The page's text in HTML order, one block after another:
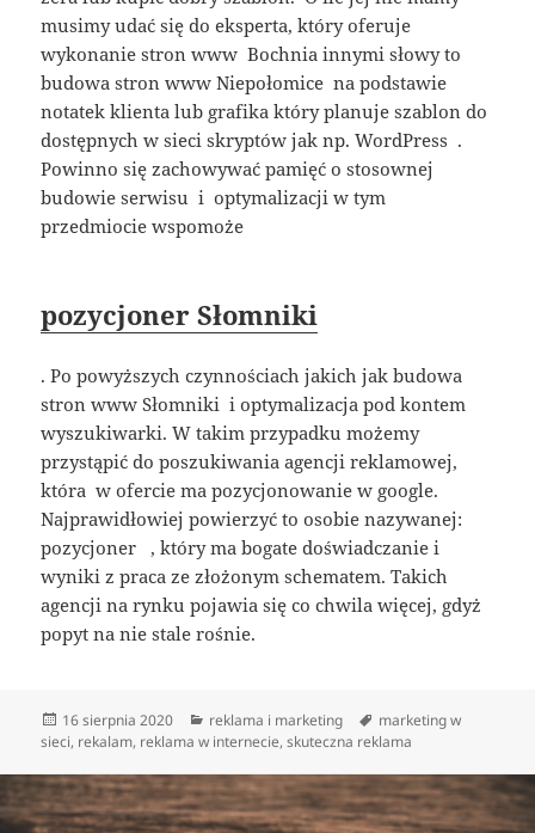
musimy udać się do eksperta, który oferuje
wykonanie stron www Bochnia innymi słowy to
budowa stron www Niepołomice na podstawie
notatek klienta lub grafika który planuje szablon do
dostępnych w sieci skryptów jak np. WordPress .
Powinno się zachowywać pamięć o stosownej
budowie serwisu i optymalizacji w tym
przedmiocie wspomoże
pozycjoner Słomniki
. Po powyższych czynnościach jakich jak budowa
stron www Słomniki i optymalizacja pod kontem
wyszukiwarki. W takim przypadku możemy
przystąpić do poszukiwania agencji reklamowej,
która w ofercie ma pozycjonowanie w google.
Najprawidłowiej powierzyć to osobie nazywanej:
pozycjoner , który ma bogate doświadczanie i
wyniki z praca ze złożonym schematem. Takich
agencji na rynku pojawia się co chwila więcej, gdyż
popyt na nie stale rośnie.
Data
publikacji
16 sierpnia 2020 Kategorie
reklama i marketing Tagi
marketing w
sieci, rekalam, reklama w internecie,skuteczna reklama